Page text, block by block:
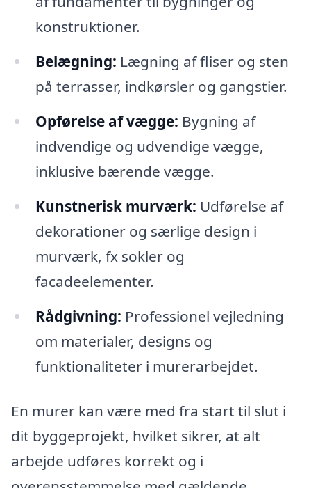
konstruktioner.
Belægning: Lægning af fliser og sten
på terrasser, indkørsler og gangstier.
Opførelse af vægge: Bygning af
indvendige og udvendige vægge,
inklusive bærende vægge.
Kunstnerisk murværk: Udførelse af
dekorationer og særlige design i
murværk, fx sokler og
facadeelementer.
Rådgivning: Professionel vejledning
om materialer, designs og
funktionaliteter i murerarbejdet.
En murer kan være med fra start til slut i
dit byggeprojekt, hvilket sikrer, at alt
arbejde udføres korrekt og i